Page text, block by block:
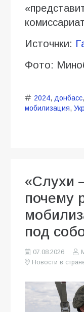
Источнки:
Фото:
2024, донбасс,
мобилизация,
«Слухи
почему
под
07.08.2026
Новости в